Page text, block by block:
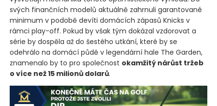
svých finančních modelů aktuálně zahrnuli garantované
minimum v podobě devíti domácích zápasů Knicks v
rámci play-off. Pokud by však tým dokázal vzdorovat a
série by dospěla až do šestého utkání, které by se
odehrálo na domácí půdě v legendární hale The Garden,
znamenalo by to pro společnost okamžitý nárůst tržeb
o více než 15 milionů dolarů.